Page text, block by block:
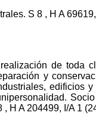
S 8 , H A
de toda
y
edificios
H A 204499, I/A 1